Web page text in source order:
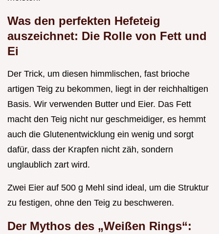
Was den perfekten Hefeteig
auszeichnet: Die Rolle von Fett und
Ei
Der Trick, um diesen himmlischen, fast brioche
artigen Teig zu bekommen, liegt in der reichhaltigen
Basis. Wir verwenden Butter und Eier. Das Fett
macht den Teig nicht nur geschmeidiger, es hemmt
auch die Glutenentwicklung ein wenig und sorgt
dafür, dass der Krapfen nicht zäh, sondern
unglaublich zart wird.
Zwei Eier auf 500 g Mehl sind ideal, um die Struktur
zu festigen, ohne den Teig zu beschweren.
Der Mythos des „Weißen Rings“: